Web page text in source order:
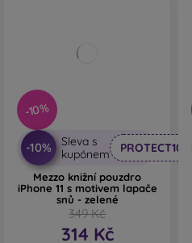
-10%
-10%
Sleva s
kupónem
PROTECT10
Mezzo knižní pouzdro
iPhone 11 s motivem lapače
snů - zelené
349 Kč
314 Kč